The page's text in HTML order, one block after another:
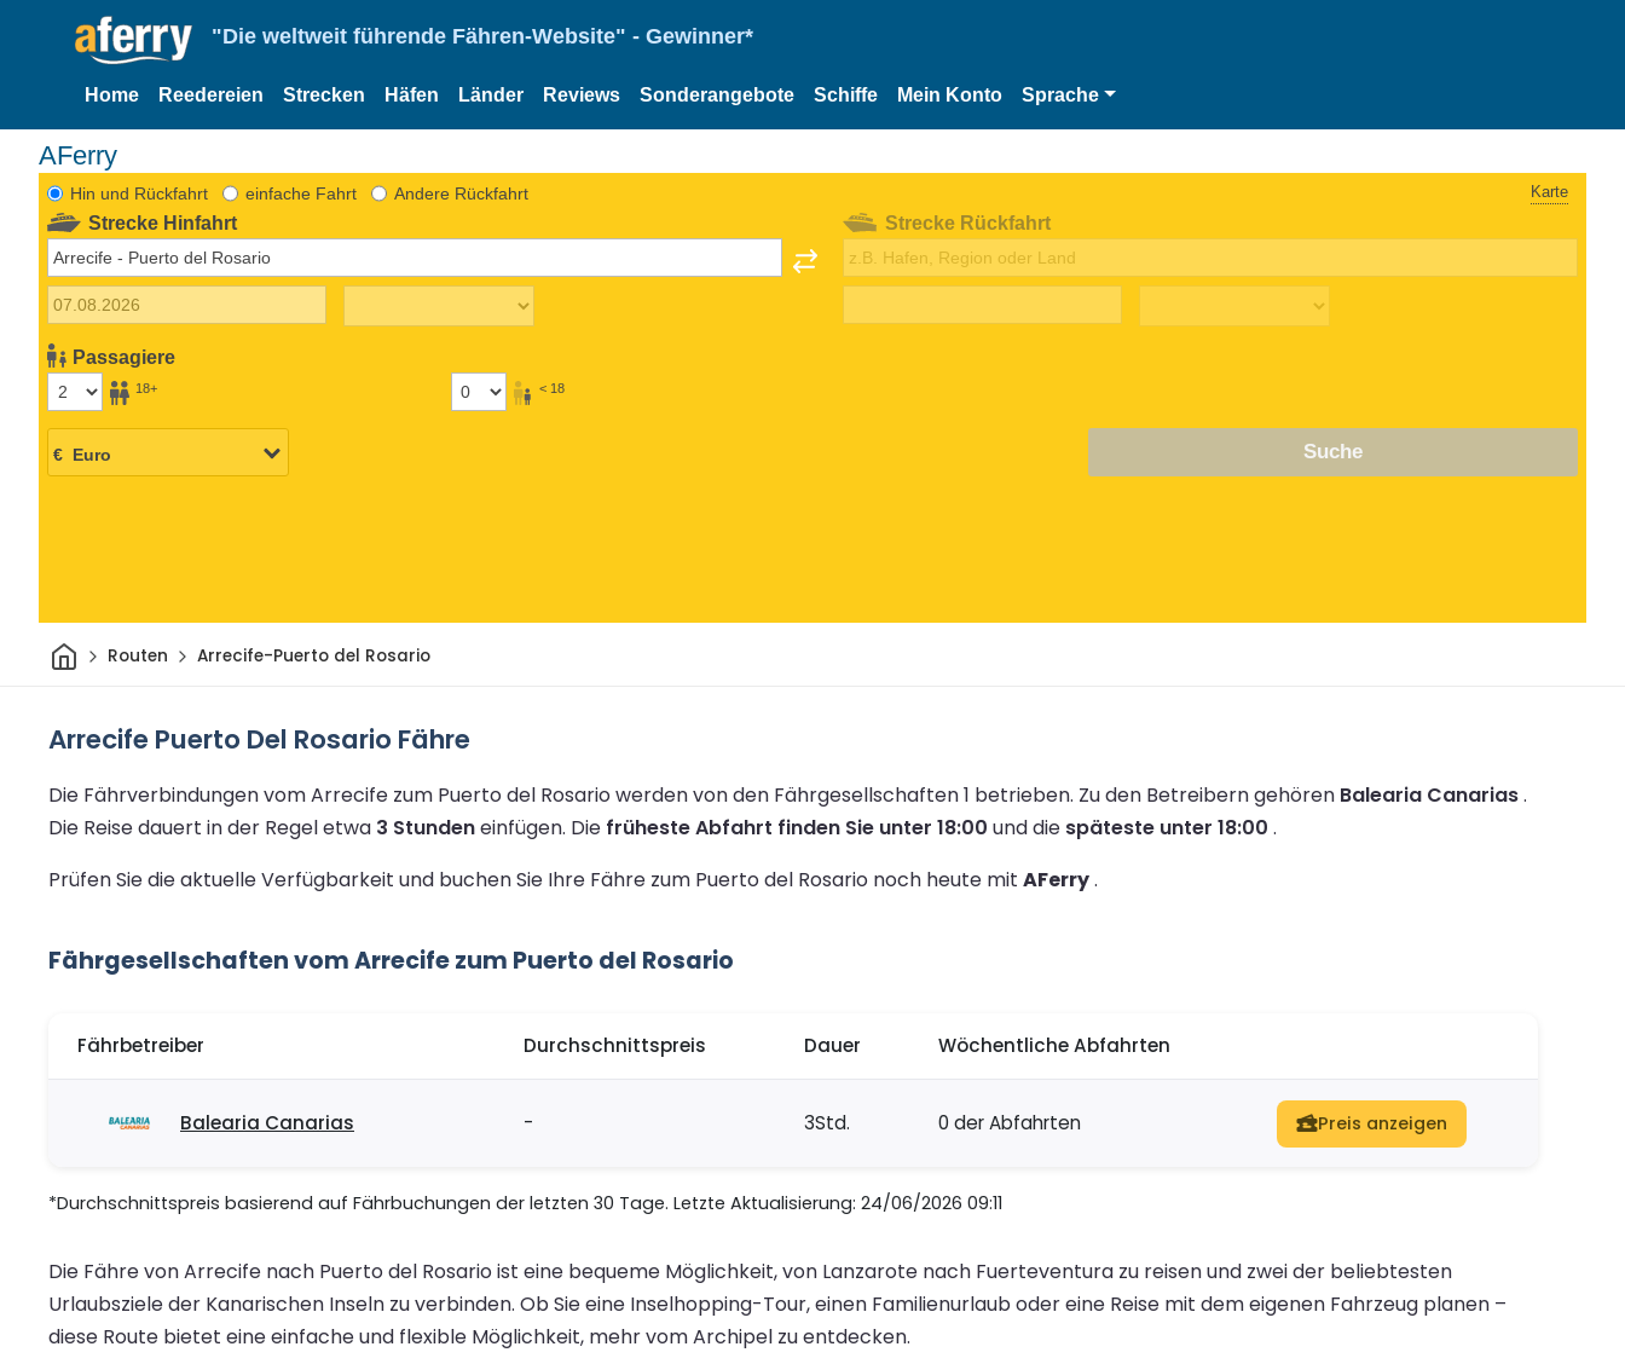
"Die weltweit führende Fähren-Website" - Gewinner*
Home Reedereien Strecken Häfen Länder Reviews Sonderangebote Schiffe Mein Konto Sprache
AFerry
Hin und Rückfahrt einfache Fahrt Andere Rückfahrt Karte
Strecke Hinfahrt
Passagiere
18+ < 18
Strecke Rückfahrt
Suche
HeimRouten Arrecife-Puerto del Rosario
Arrecife Puerto Del Rosario Fähre
Die Fährverbindungen vom Arrecife zum Puerto del Rosario werden von den Fährgesellschaften 1 betrieben. Zu den Betreibern gehören Balearia Canarias.
Die Reise dauert in der Regel etwa 3 Stundeneinfügen. Die früheste Abfahrt finden Sie unter 18:00 und die späteste unter 18:00 .
Prüfen Sie die aktuelle Verfügbarkeit und buchen Sie Ihre Fähre zum Puerto del Rosario noch heute mit AFerry.
Fährgesellschaften vom Arrecife zum Puerto del Rosario
Fährbetreiber Durchschnittspreis Dauer Wöchentliche Abfahrten
Balearia Canarias - 3Std. 0 der Abfahrten Preis anzeigen
*Durchschnittspreis basierend auf Fährbuchungen der letzten 30 Tage. Letzte Aktualisierung: 24/06/2026 09:11
Die Fähre von Arrecife nach Puerto del Rosario ist eine bequeme Möglichkeit, von Lanzarote nach Fuerteventura zu reisen und zwei der beliebtesten
Urlaubsziele der Kanarischen Inseln zu verbinden. Ob Sie eine Inselhopping-Tour, einen Familienurlaub oder eine Reise mit dem eigenen Fahrzeug planen –
diese Route bietet eine einfache und flexible Möglichkeit, mehr vom Archipel zu entdecken.